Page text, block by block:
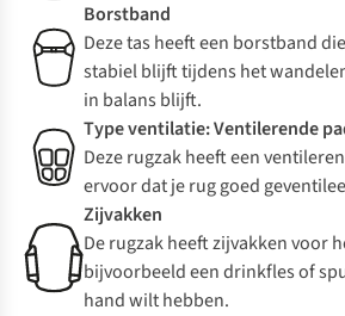
Borstband
Deze tas heeft een borstband
stabiel blijft tijdens het
in balans blijft.
Type ventilatie: Ventilerende
Deze rugzak heeft een
ervoor dat je rug goed
Zijvakken
De rugzak heeft zijvakken voor
bijvoorbeeld een drinkfles of
hand wilt hebben.